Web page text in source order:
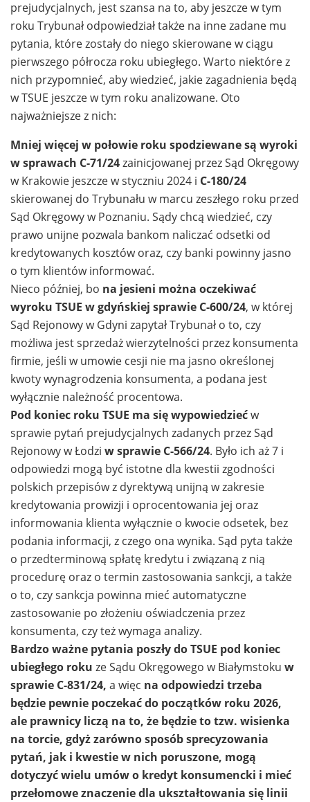
prejudycjalnych, jest szansa na to, aby jeszcze w tym
roku Trybunał odpowiedział także na inne zadane mu
pytania, które zostały do niego skierowane w ciągu
pierwszego półrocza roku ubiegłego. Warto niektóre z
nich przypomnieć, aby wiedzieć, jakie zagadnienia będą
w TSUE jeszcze w tym roku analizowane. Oto
najważniejsze z nich:
Mniej więcej w połowie roku spodziewane są wyroki
w sprawach C-71/24zainicjowanej przez Sąd Okręgowy
w Krakowie jeszcze w styczniu 2024 i C-180/24
skierowanej do Trybunału w marcu zeszłego roku przed
Sąd Okręgowy w Poznaniu. Sądy chcą wiedzieć, czy
prawo unijne pozwala bankom naliczać odsetki od
kredytowanych kosztów oraz, czy banki powinny jasno
o tym klientów informować.
Nieco później, bo na jesieni można oczekiwać
wyroku TSUE w gdyńskiej sprawie C-600/24, w której
Sąd Rejonowy w Gdyni zapytał Trybunał o to, czy
możliwa jest sprzedaż wierzytelności przez konsumenta
firmie, jeśli w umowie cesji nie ma jasno określonej
kwoty wynagrodzenia konsumenta, a podana jest
wyłącznie należność procentowa.
Pod koniec roku TSUE ma się wypowiedziećw
sprawie pytań prejudycjalnych zadanych przez Sąd
Rejonowy w Łodzi w sprawie C-566/24. Było ich aż 7 i
odpowiedzi mogą być istotne dla kwestii zgodności
polskich przepisów z dyrektywą unijną w zakresie
kredytowania prowizji i oprocentowania jej oraz
informowania klienta wyłącznie o kwocie odsetek, bez
podania informacji, z czego ona wynika. Sąd pyta także
o przedterminową spłatę kredytu i związaną z nią
procedurę oraz o termin zastosowania sankcji, a także
o to, czy sankcja powinna mieć automatyczne
zastosowanie po złożeniu oświadczenia przez
konsumenta, czy też wymaga analizy.
Bardzo ważne pytania poszły do TSUE pod koniec
ubiegłego roku ze Sądu Okręgowego w Białymstoku w
sprawie C-831/24, a więc na odpowiedzi trzeba
będzie pewnie poczekać do początków roku 2026,
ale prawnicy liczą na to, że będzie to tzw. wisienka
na torcie, gdyż zarówno sposób sprecyzowania
pytań, jak i kwestie w nich poruszone, mogą
dotyczyć wielu umów o kredyt konsumencki i mieć
przełomowe znaczenie dla ukształtowania się linii